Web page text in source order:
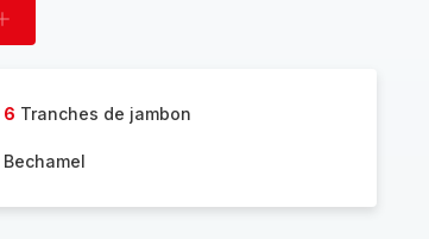
Ajouter
6 Tranches de jambon
Bechamel